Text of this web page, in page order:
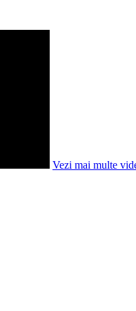
Vezi mai multe